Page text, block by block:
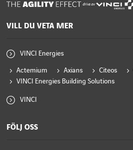
drivs av
VILL DU VETA MER
VINCI Energies
Actemium Axians Citeos
VINCI Energies Building Solutions
VINCI
FÖLJ OSS